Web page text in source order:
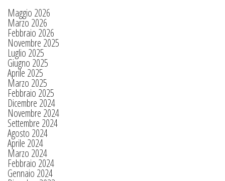
Maggio 2026
Marzo 2026
Febbraio 2026
Novembre 2025
Luglio 2025
Giugno 2025
Aprile 2025
Marzo 2025
Febbraio 2025
Dicembre 2024
Novembre 2024
Settembre 2024
Agosto 2024
Aprile 2024
Marzo 2024
Febbraio 2024
Gennaio 2024